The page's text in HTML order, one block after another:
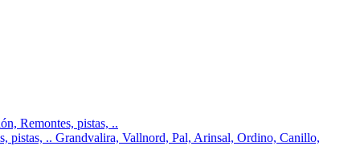
Remontes, pistas, ..
pistas, .. Grandvalira, Vallnord, Pal, Arinsal, Ordino, Canillo,